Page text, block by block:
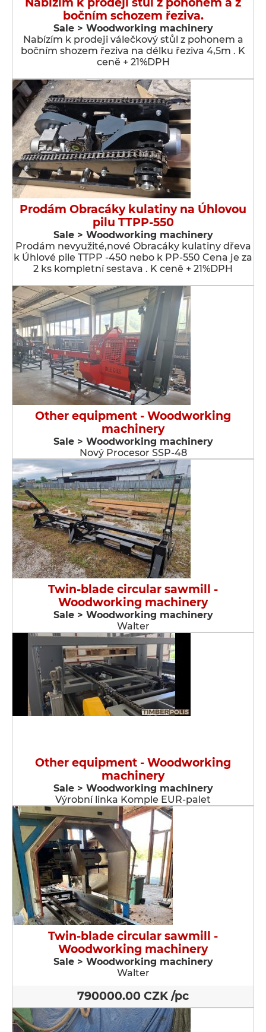
bočním schozem řeziva.
Sale > Woodworking machinery
Nabízím k prodeji válečkový stůl z pohonem a
bočním shozem řeziva na délku řeziva 4,5m . K
ceně + 21%DPH
Prodám Obracáky kulatiny na Úhlovou
pilu TTPP-550
Sale > Woodworking machinery
Prodám nevyužité,nové Obracáky kulatiny dřeva
k Úhlové pile TTPP -450 nebo k PP-550 Cena je za
2 ks kompletní sestava . K ceně + 21%DPH
Other equipment - Woodworking
machinery
Sale > Woodworking machinery
Nový Procesor SSP-48
Twin-blade circular sawmill -
Woodworking machinery
Sale > Woodworking machinery
Walter
Other equipment - Woodworking
machinery
Sale > Woodworking machinery
Výrobní linka Komple EUR-palet
Twin-blade circular sawmill -
Woodworking machinery
Sale > Woodworking machinery
Walter
790000.00 CZK /pc